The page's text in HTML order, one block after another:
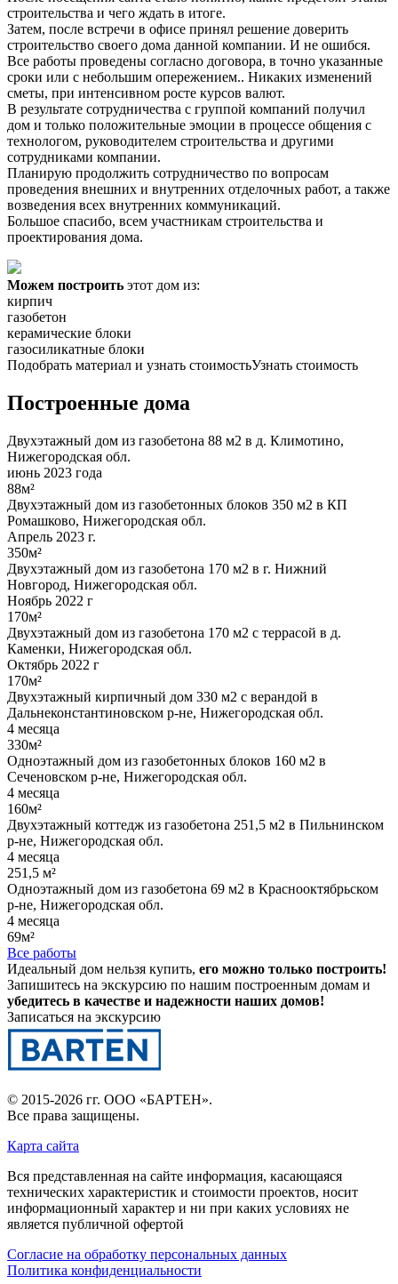
строительства и чего ждать в итоге.
Затем, после встречи в офисе принял решение доверить
строительство своего дома данной компании. И не ошибся.
Все работы проведены согласно договора, в точно указанные
сроки или с небольшим опережением.. Никаких изменений
сметы, при интенсивном росте курсов валют.
В результате сотрудничества с группой компаний получил
дом и только положительные эмоции в процессе общения с
технологом, руководителем строительства и другими
сотрудниками компании.
Планирую продолжить сотрудничество по вопросам
проведения внешних и внутренних отделочных работ, а также
возведения всех внутренних коммуникаций.
Большое спасибо, всем участникам строительства и
проектирования дома.
Можем построить этот дом из:
кирпич
газобетон
керамические блоки
газосиликатные блоки
Подобрать материал и узнать стоимостьУзнать стоимость
Построенные дома
Двухэтажный дом из газобетона 88 м2 в д. Климотино,
Нижегородская обл.
июнь 2023 года
88м²
Двухэтажный дом из газобетонных блоков 350 м2 в КП
Ромашково, Нижегородская обл.
Апрель 2023 г.
350м²
Двухэтажный дом из газобетона 170 м2 в г. Нижний
Новгород, Нижегородская обл.
Ноябрь 2022 г
170м²
Двухэтажный дом из газобетона 170 м2 с террасой в д.
Каменки, Нижегородская обл.
Октябрь 2022 г
170м²
Двухэтажный кирпичный дом 330 м2 с верандой в
Дальнеконстантиновском р-не, Нижегородская обл.
4 месяца
330м²
Одноэтажный дом из газобетонных блоков 160 м2 в
Сеченовском р-не, Нижегородская обл.
4 месяца
160м²
Двухэтажный коттедж из газобетона 251,5 м2 в Пильнинском
р-не, Нижегородская обл.
4 месяца
251,5 м²
Одноэтажный дом из газобетона 69 м2 в Краснооктябрьском
р-не, Нижегородская обл.
4 месяца
69м²
Все работы
Идеальный дом нельзя купить, его можно только построить!
Запишитесь на экскурсию по нашим построенным домам и
убедитесь в качестве и надежности наших домов!
Записаться на экскурсию
© 2015-2026 гг. ООО «БАРТЕН».
Все права защищены.
Карта сайта
Вся представленная на сайте информация, касающаяся
технических характеристик и стоимости проектов, носит
информационный характер и ни при каких условиях не
является публичной офертой
Согласие на обработку персональных данных
Политика конфиденциальности